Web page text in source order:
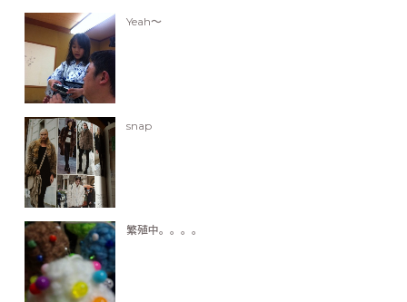
Yeah〜
snap
繁殖中。。。。